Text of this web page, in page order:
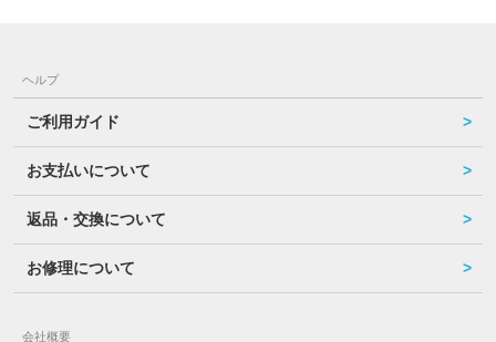
ヘルプ
ご利用ガイド
お支払いについて
返品・交換について
お修理について
会社概要